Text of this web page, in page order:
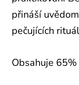
přináší
pečujících
Obsahuje